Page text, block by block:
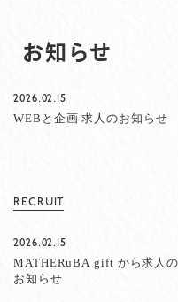
お知らせ
2026.02.15
WEBと企画 求人のお知らせ
RECRUIT
2026.02.15
MATHERuBA gift から求人の
お知らせ